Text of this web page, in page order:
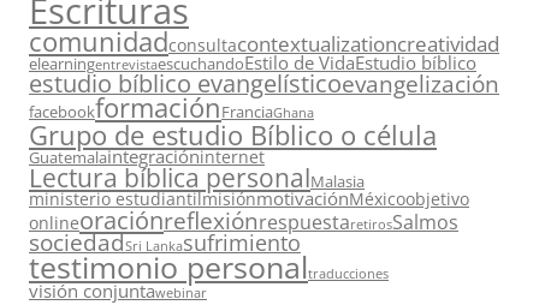
Escrituras
comunidadconsultacontextualizationcreatividad
elearningentrevistaescuchandoEstilo de VidaEstudio bíblico
estudio bíblico evangelísticoevangelización
facebookformaciónFranciaGhana
Grupo de estudio Bíblico o célula
Guatemalaintegracióninternet
Lectura bíblica personalMalasia
ministerio estudiantilmisiónmotivaciónMéxicoobjetivo
onlineoraciónreflexiónrespuestaretirosSalmos
sociedadSri Lankasufrimiento
testimonio personaltraducciones
visión conjuntawebinar